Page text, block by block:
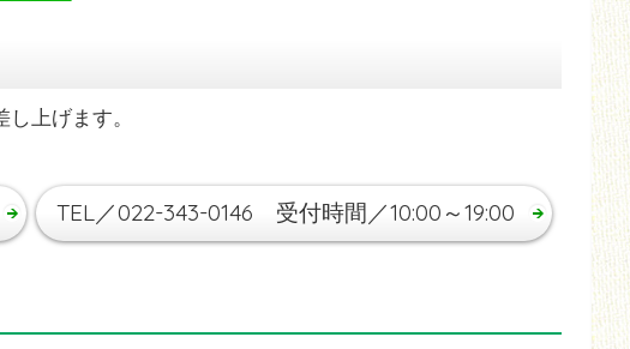
上げます。
TEL／022-343-0146 受付時間／10:00～19:00